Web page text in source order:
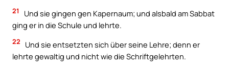
21
Und sie gingen gen Kapernaum; und alsbald am Sabbat
ging er in die Schule und lehrte.
22
Und sie entsetzten sich über seine Lehre; denn er
lehrte gewaltig und nicht wie die Schriftgelehrten.